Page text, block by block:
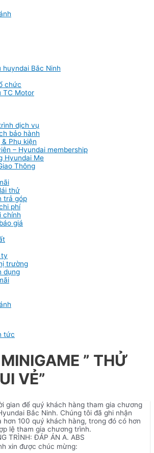
huyndai Bắc Ninh
chức
TC Motor
dịch vụ
bảo hành
Phụ kiện
– Hyundai membership
Hyundai Me
Thông
thử
trả góp
phí
chính
giá
ty
trường
dụng
tức
” THỬ
VẺ”
gian để quý khách hàng tham gia chương
Bắc Ninh. Chúng tôi đã ghi nhận
100 quý khách hàng, trong đó có hơn
lệ tham gia chương trình.
TRÌNH: ĐÁP ÁN A. ABS
xin được chúc mừng: